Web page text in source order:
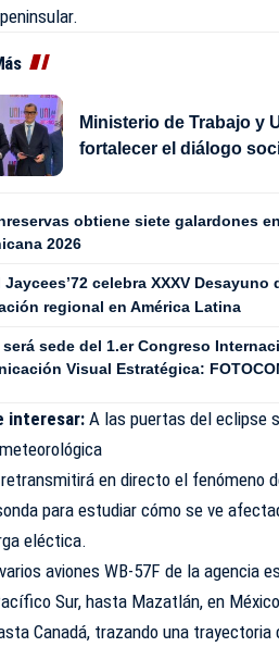
Ministerio de Trabajo y
fortalecer el diálogo
obtiene siete galardones
2026
Jaycees’72 celebra XXXV
regional en América Latina
será sede del 1.er Congreso
Visual Estratégica:
interesar:A las puertas del eclipse
retransmitirá en directo el fenómeno
para estudiar cómo se ve
eléctica.
aviones WB-57F de la agencia
Sur, hasta Mazatlán, en
Canadá, trazando una